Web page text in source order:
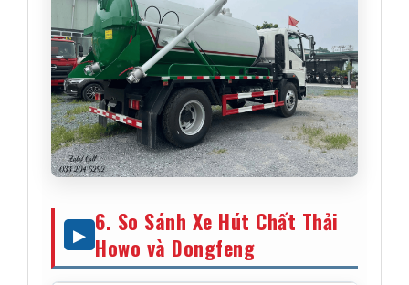
6. So Sánh Xe Hút Chất Thải
Howo và Dongfeng